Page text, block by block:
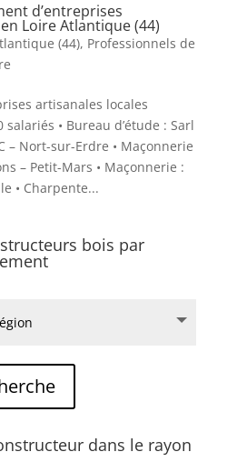
d’entreprises
Loire Atlantique (44)
(44), Professionnels de
artisanales locales
• Bureau d’étude : Sarl
– Nort-sur-Erdre • Maçonnerie
– Petit-Mars • Maçonnerie :
• Charpente...
bois par
dans le rayon